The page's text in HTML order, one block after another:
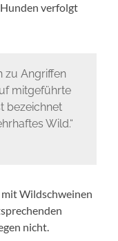
Hunden verfolgt
zu Angriffen
mitgeführte
bezeichnet
Wild.“
Wildschweinen
nicht.